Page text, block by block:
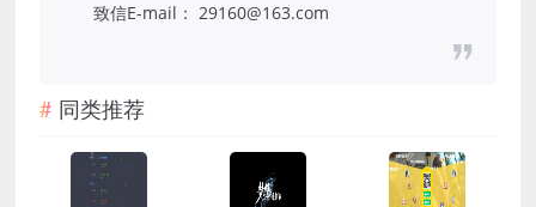
致信E-mail： 29160@163.com
同类推荐